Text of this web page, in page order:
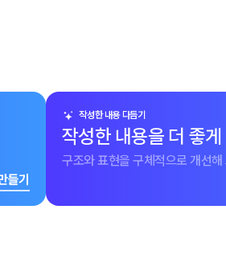
들기
작성한 내용 다듬기
작성한 내용을 더 좋
구조와 표현을 구체적으로 개선해